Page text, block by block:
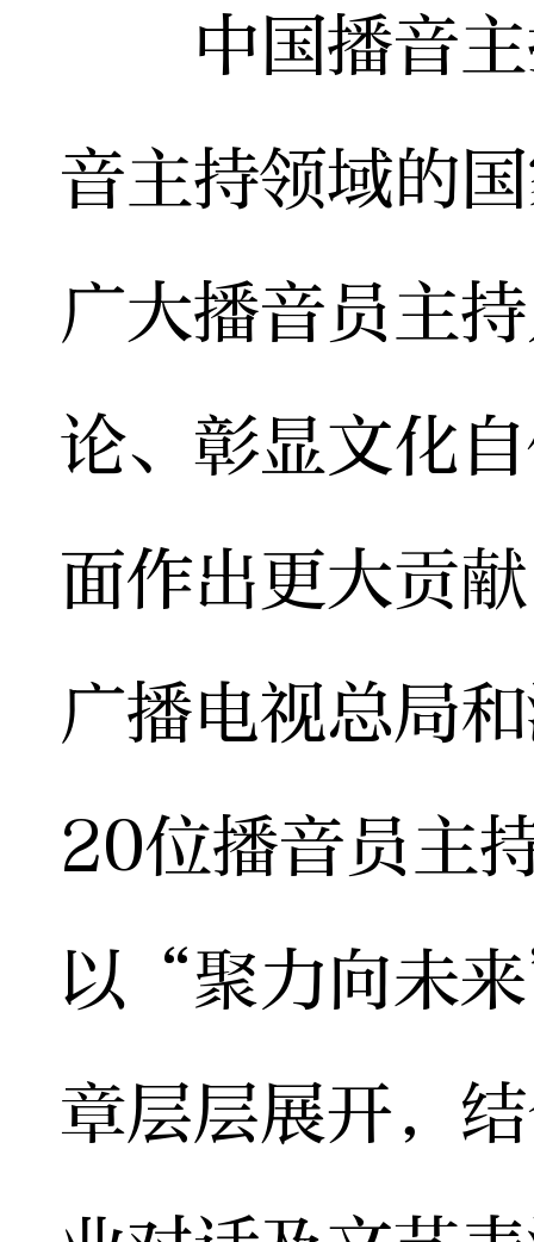
中国播音主
音主持领域的
广大播音员主
论、彰显文化
面作出更大贡
广播电视总局
20位播音员主
以“聚力向未
章层层展开，